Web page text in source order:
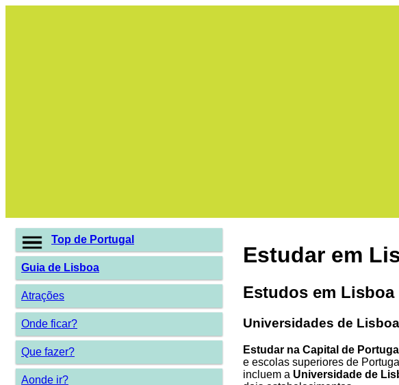
Top de Portugal
Guia de Lisboa
Atrações
Onde ficar?
Que fazer?
Aonde ir?
Estudar em
Estudos em Lisboa
Universidades de Lisboa
Estudar na Capital de Portugal
e escolas superiores de
incluem a Universidade de